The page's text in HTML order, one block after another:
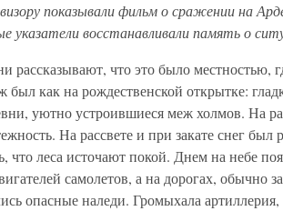
показывали фильм о сражении на
указатели восстанавливали память о
рассказывают, что это было местностью,
как на рождественской открытке:
уютно устроившиеся меж холмов. На
На рассвете и при закате снег был
что леса источают покой. Днем на небе
самолетов, а на дорогах, обычно
опасные наледи. Громыхала